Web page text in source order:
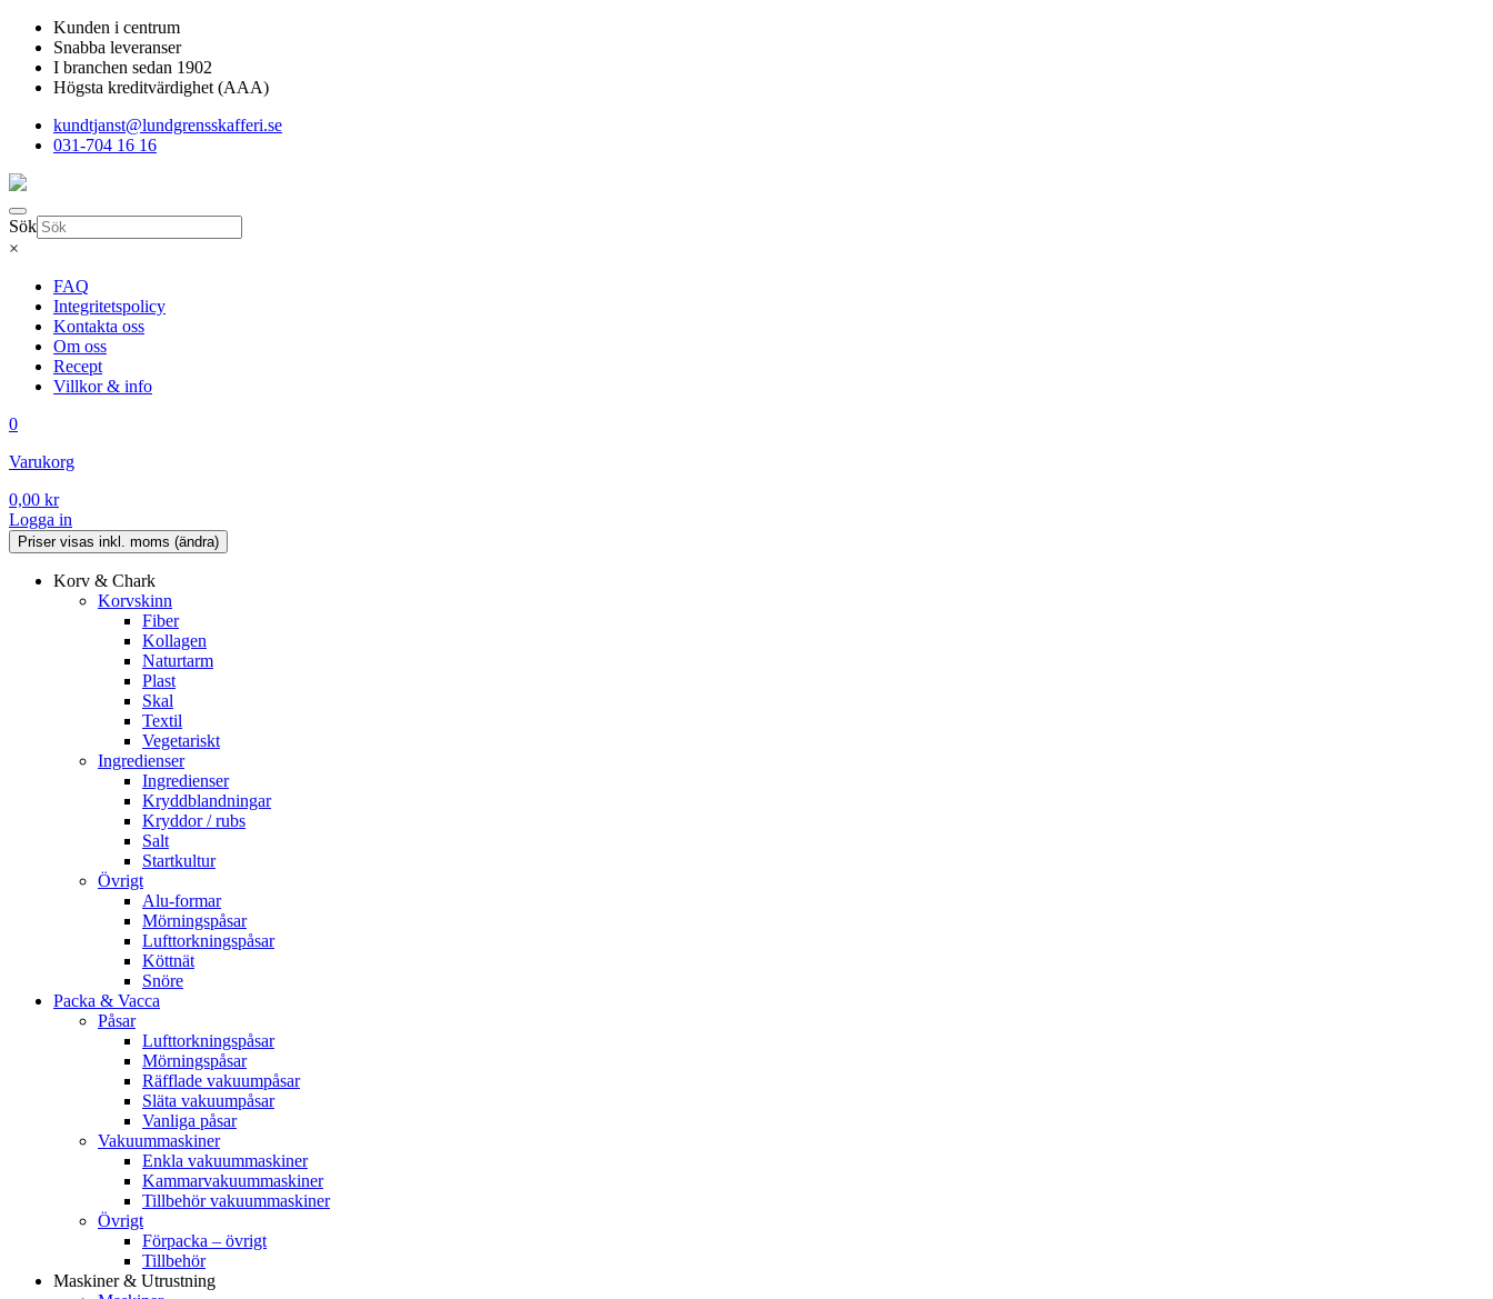
Kunden i centrum
Snabba leveranser
I branchen sedan 1902
Högsta kreditvärdighet (AAA)
kundtjanst@lundgrensskafferi.se
031-704 16 16
Sök
×
FAQ
Integritetspolicy
Kontakta oss
Om oss
Recept
Villkor & info
0
Varukorg
0,00 kr
Logga in
Korv & Chark
Korvskinn
Fiber
Kollagen
Naturtarm
Plast
Skal
Textil
Vegetariskt
Ingredienser
Ingredienser
Kryddblandningar
Kryddor / rubs
Salt
Startkultur
Övrigt
Alu-formar
Mörningspåsar
Lufttorkningspåsar
Köttnät
Snöre
Packa & Vacca
Påsar
Lufttorkningspåsar
Mörningspåsar
Räfflade vakuumpåsar
Släta vakuumpåsar
Vanliga påsar
Vakuummaskiner
Enkla vakuummaskiner
Kammarvakuummaskiner
Tillbehör vakuummaskiner
Övrigt
Förpacka – övrigt
Tillbehör
Maskiner & Utrustning